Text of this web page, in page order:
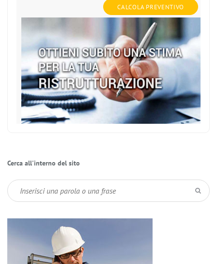
CALCOLA PREVENTIVO
Cerca all'interno del sito